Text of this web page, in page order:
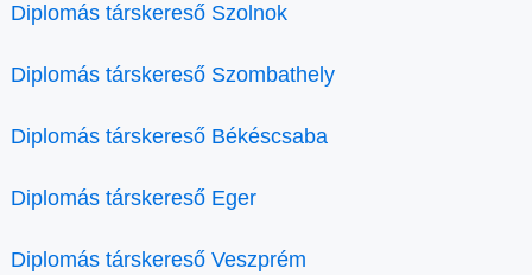
Diplomás társkereső Szolnok
Diplomás társkereső Szombathely
Diplomás társkereső Békéscsaba
Diplomás társkereső Eger
Diplomás társkereső Veszprém